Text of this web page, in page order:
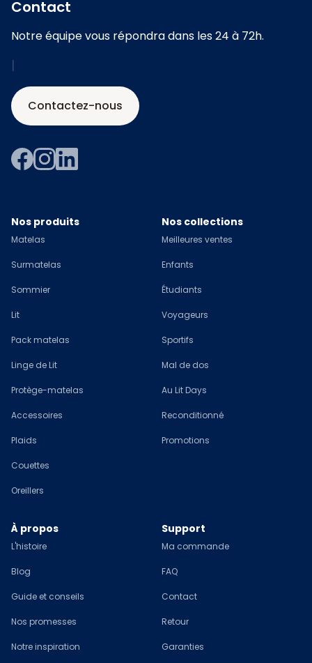
Contact
Notre équipe vous répondra dans les 24 à 72h.
|
Contactez-nous
Nos produits
Matelas
Surmatelas
Sommier
Lit
Pack matelas
Linge de Lit
Protège-matelas
Accessoires
Plaids
Couettes
Oreillers
Nos collections
Meilleures ventes
Enfants
Étudiants
Voyageurs
Sportifs
Mal de dos
Au Lit Days
Reconditionné
Promotions
À propos
L'histoire
Blog
Guide et conseils
Nos promesses
Notre inspiration
Support
Ma commande
FAQ
Contact
Retour
Garanties